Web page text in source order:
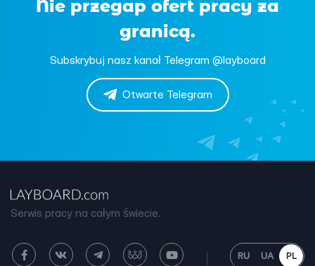
Nie przegap ofert pracy za
granicą.
Subskrybuj nasz kanał Telegram @layboard
Otwarte Telegram
Serwis pracy na całym świecie.
RU UA PL